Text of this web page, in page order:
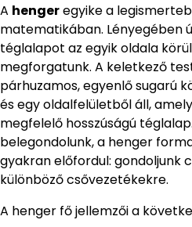
A hengeregyike a
matematikában. Lényegében
téglalapot az egyik oldala
megforgatunk. A keletkező
párhuzamos, egyenlő sugarú
és egy oldalfelületből áll,
megfelelő hosszúságú
belegondolunk, a henger
gyakran előfordul: gondoljunk
különböző csővezetékekre.
A henger fő jellemzői a